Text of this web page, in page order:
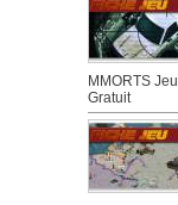
MMORTS
Gratuit